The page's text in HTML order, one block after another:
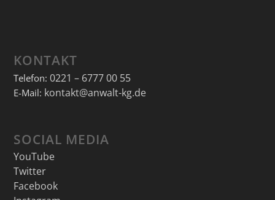
KONTAKT
Telefon: 0221 – 6777 00 55
E-Mail: kontakt@anwalt-kg.de
SOCIAL MEDIA
YouTube
Twitter
Facebook